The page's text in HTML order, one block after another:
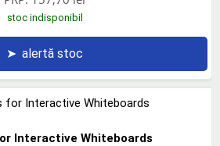
stoc indisponibil
➤ alertă stoc
Interactive Whiteboards